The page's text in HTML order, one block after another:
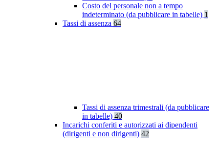
Costo del personale non a tempo
indeterminato (da pubblicare in tabelle) 1
Tassi di assenza 64
Tassi di assenza trimestrali (da pubblicare
in tabelle) 40
Incarichi conferiti e autorizzati ai dipendenti
(dirigenti e non dirigenti) 42